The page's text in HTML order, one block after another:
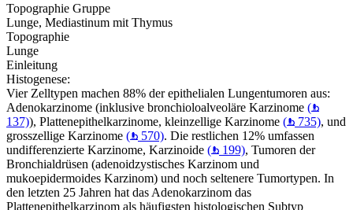
Topographie Gruppe
Lunge, Mediastinum mit Thymus
Topographie
Lunge
Einleitung
Histogenese:
Vier Zelltypen machen 88% der epithelialen Lungentumoren aus:
Adenokarzinome (inklusive bronchioloalveoläre Karzinome (
137)), Plattenepithelkarzinome, kleinzellige Karzinome ( 735), und
grosszellige Karzinome ( 570). Die restlichen 12% umfassen
undifferenzierte Karzinome, Karzinoide ( 199), Tumoren der
Bronchialdrüsen (adenoidzystisches Karzinom und
mukoepidermoides Karzinom) und noch seltenere Tumortypen. In
den letzten 25 Jahren hat das Adenokarzinom das
Plattenepithelkarzinom als häufigsten histologischen Subtyp